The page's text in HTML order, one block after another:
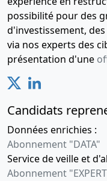
possibilité pour des
d'investissement,
via nos experts des
présentation d'une
Candidats
Données enrichies :
Abonnement "DATA"
Service de veille et
Abonnement